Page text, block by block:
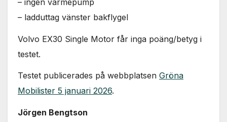
– ladduttag vänster bakflygel
Volvo EX30 Single Motor får inga poäng/betyg i
testet.
Testet publicerades på webbplatsen Gröna
Mobilister 5 januari 2026.
Jörgen Bengtson